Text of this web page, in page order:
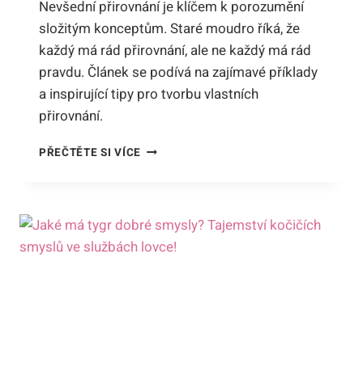
Nevšední přirovnání je klíčem k porozumění
složitým konceptům. Staré moudro říká, že
každý má rád přirovnání, ale ne každý má rád
pravdu. Článek se podívá na zajímavé příklady
a inspirující tipy pro tvorbu vlastních
přirovnání.
PŘEČTĚTE SI VÍCEKOČKOVITÁ
VÝBUŠNINA:
NEVŠEDNÍ
PŘIROVNÁNÍ